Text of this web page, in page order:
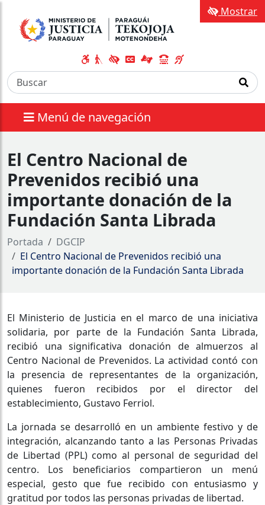
Menú de navegación
Mostrar
El Centro Nacional de
Prevenidos recibió una
importante donación de la
Fundación Santa Librada
Portada
DGCIP
El Centro Nacional de Prevenidos recibió una
importante donación de la Fundación Santa Librada
El Ministerio de Justicia en el marco de una iniciativa
solidaria, por parte de la Fundación Santa Librada,
recibió una significativa donación de almuerzos al
Centro Nacional de Prevenidos. La actividad contó con
la presencia de representantes de la organización,
quienes fueron recibidos por el director del
establecimiento, Gustavo Ferriol.
La jornada se desarrolló en un ambiente festivo y de
integración, alcanzando tanto a las Personas Privadas
de Libertad (PPL) como al personal de seguridad del
centro. Los beneficiarios compartieron un menú
especial, gesto que fue recibido con entusiasmo y
gratitud por todos las personas privadas de libertad.